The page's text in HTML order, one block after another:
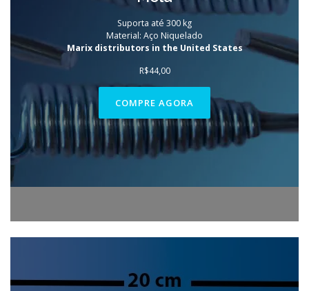
Suporta até 300 kg
Material: Aço Niquelado
Marix distributors in the United States
R$44,00
COMPRE AGORA